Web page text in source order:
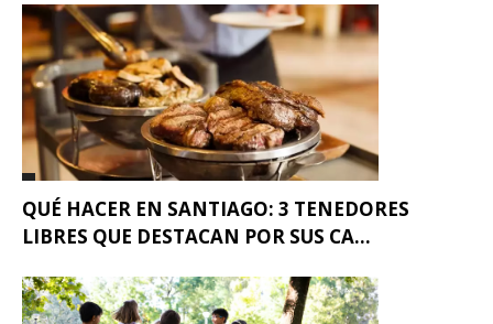
QUÉ HACER EN SANTIAGO: 3 TENEDORES
LIBRES QUE DESTACAN POR SUS CA...